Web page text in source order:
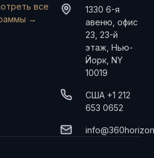
все
→
1330 6-я
авеню, офис
23, 23-й
этаж, Нью-
Йорк, NY
10019
США +1 212
653 0652